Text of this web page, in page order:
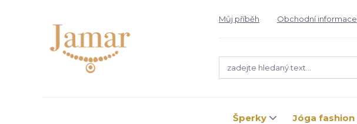
Můj příběh Obchodní informace
Šperky Jóga fashion